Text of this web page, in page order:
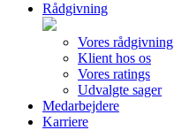
Rådgivning
Vores rådgivning
Klient hos os
Vores ratings
Udvalgte sager
Medarbejdere
Karriere